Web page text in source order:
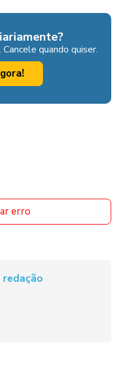
quando quiser.
erro
redação